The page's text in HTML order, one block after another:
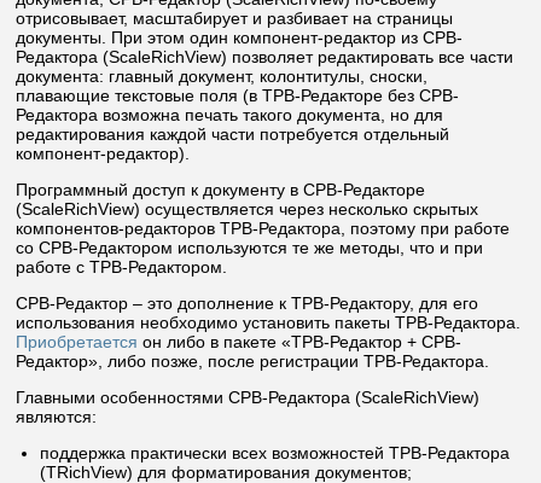
отрисовывает, масштабирует и разбивает на страницы
документы. При этом один компонент-редактор из СРВ-
Редактора (ScaleRichView) позволяет редактировать все части
документа: главный документ, колонтитулы, сноски,
плавающие текстовые поля (в ТРВ-Редакторе без СРВ-
Редактора возможна печать такого документа, но для
редактирования каждой части потребуется отдельный
компонент-редактор).
Программный доступ к документу в СРВ-Редакторе
(ScaleRichView) осуществляется через несколько скрытых
компонентов-редакторов ТРВ-Редактора, поэтому при работе
со СРВ-Редактором используются те же методы, что и при
работе с ТРВ-Редактором.
СРВ-Редактор – это дополнение к ТРВ-Редактору, для его
использования необходимо установить пакеты ТРВ-Редактора.
Приобретается он либо в пакете «ТРВ-Редактор + СРВ-
Редактор», либо позже, после регистрации ТРВ-Редактора.
Главными особенностями СРВ-Редактора (ScaleRichView)
являются:
поддержка практически всех возможностей ТРВ-Редактора
(TRichView) для форматирования документов;